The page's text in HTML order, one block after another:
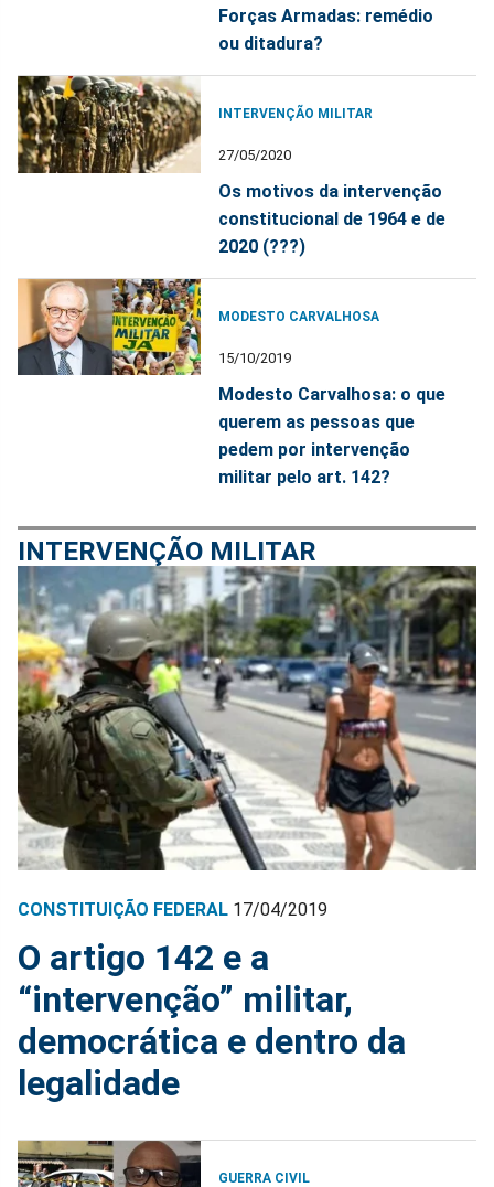
Forças Armadas: remédio
ou ditadura?
INTERVENÇÃO MILITAR
27/05/2020
Os motivos da intervenção
constitucional de 1964 e de
2020 (???)
MODESTO CARVALHOSA
15/10/2019
Modesto Carvalhosa: o que
querem as pessoas que
pedem por intervenção
militar pelo art. 142?
INTERVENÇÃO MILITAR
CONSTITUIÇÃO FEDERAL 17/04/2019
O artigo 142 e a
“intervenção” militar,
democrática e dentro da
legalidade
GUERRA CIVIL